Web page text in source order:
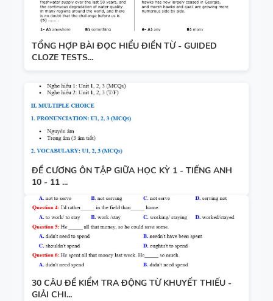
TỔNG HỢP BÀI ĐỌC HIỂU ĐIỀN TỪ - GUIDED
CLOZE TESTS...
ĐỀ CƯƠNG ÔN TẬP GIỮA HỌC KỲ 1 - TIẾNG ANH
10 - 11 ...
30 CÂU ĐỀ KIỂM TRA ĐỘNG TỪ KHUYẾT THIẾU -
GIẢI CHI...